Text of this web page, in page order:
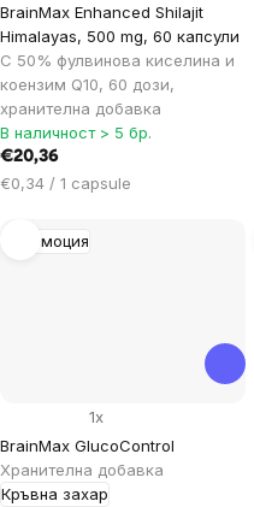
BrainMax Enhanced Shilajit
Himalayas, 500 mg, 60 капсули
С 50% фулвинова киселина и
коензим Q10, 60 дози,
хранителна добавка
В наличност > 5 бр.
€20,36
Цена
мярка:
€0,34 / 1 capsule
Промоция
BrainMax GlucoControl
Хранителна добавка
Кръвна захар
1x